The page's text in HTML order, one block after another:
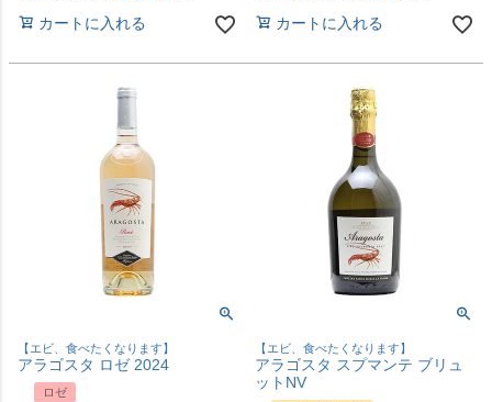
カートに入れる カートに入れる
【エビ、食べたくなります】
アラゴスタ ロゼ 2024
ロゼ
【エビ、食べたくなります】
アラゴスタ スプマンテ ブリュ
ットNV